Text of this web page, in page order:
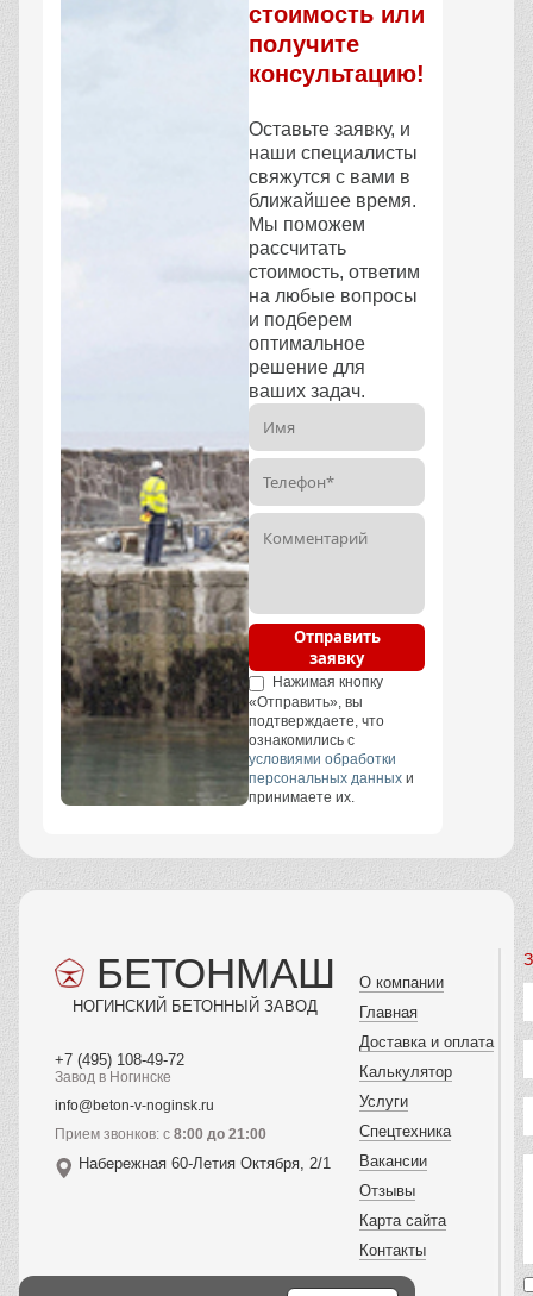
стоимость или
получите
консультацию!
Оставьте заявку, и
наши специалисты
свяжутся с вами в
ближайшее время.
Мы поможем
рассчитать
стоимость, ответим
на любые вопросы
и подберем
оптимальное
решение для
ваших задач.
Отправить
заявку
Нажимая кнопку
«Отправить», вы
подтверждаете, что
ознакомились с
условиями обработки
персональных данных и
принимаете их.
БЕТОНМАШ
НОГИНСКИЙ БЕТОННЫЙ ЗАВОД
+7 (495) 108-49-72
Завод в Ногинске
info@beton-v-noginsk.ru
Прием звонков: с 8:00 до 21:00
Набережная 60-Летия Октября, 2/1
О компании
Главная
Доставка и оплата
Калькулятор
Услуги
Спецтехника
Вакансии
Отзывы
Карта сайта
Контакты